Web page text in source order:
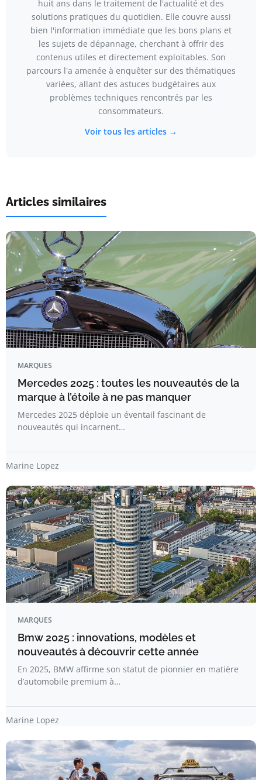
huit ans dans le traitement de l'actualité et des
solutions pratiques du quotidien. Elle couvre aussi
bien l'information immédiate que les bons plans et
les sujets de dépannage, cherchant à offrir des
contenus utiles et directement exploitables. Son
parcours l'a amenée à enquêter sur des thématiques
variées, allant des astuces budgétaires aux
problèmes techniques rencontrés par les
consommateurs.
Voir tous les articles →
Articles similaires
MARQUES
Mercedes 2025 : toutes les nouveautés de la
marque à l’étoile à ne pas manquer
Mercedes 2025 déploie un éventail fascinant de
nouveautés qui incarnent…
Marine Lopez
MARQUES
Bmw 2025 : innovations, modèles et
nouveautés à découvrir cette année
En 2025, BMW affirme son statut de pionnier en matière
d’automobile premium à…
Marine Lopez